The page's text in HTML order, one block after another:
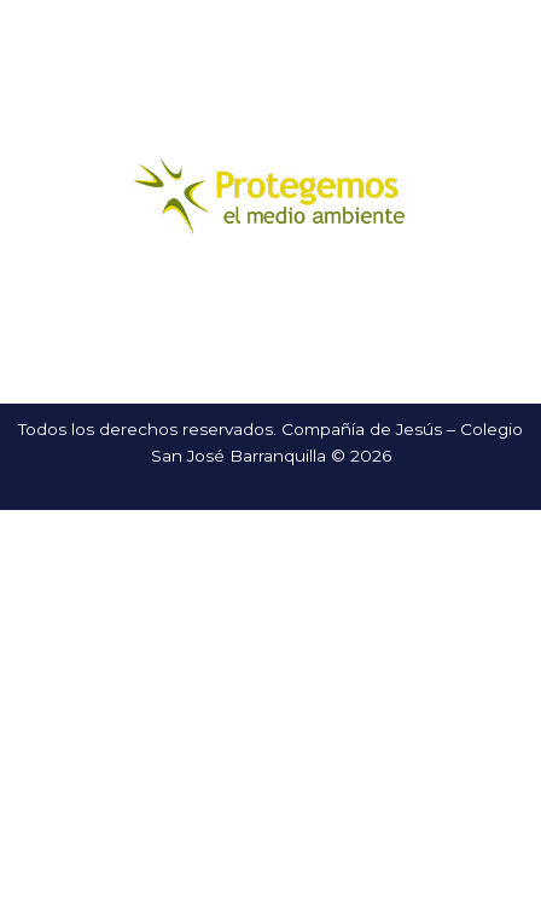
Todos los derechos reservados. Compañía de Jesús – Colegio
San José Barranquilla © 2026